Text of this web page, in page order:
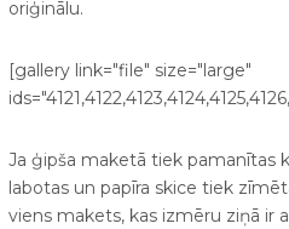
oriģinālu.
[gallery link="file" size="large"
Ja ģipša maketā tiek pamanītas
labotas un papīra skice tiek
viens makets, kas izmēru ziņā ir